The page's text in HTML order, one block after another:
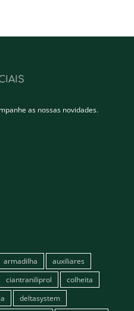
as nossas novidades.
armadilha
auxiliares
ciantraniliprol
colheita
deltasystem